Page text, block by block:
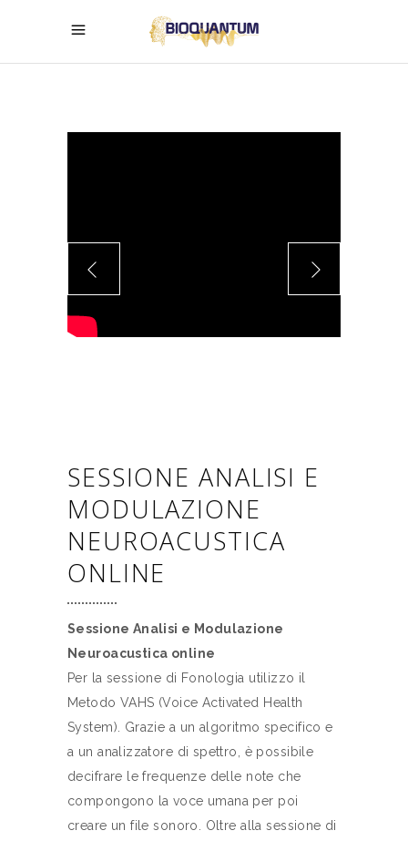
SESSIONE ANALISI E
MODULAZIONE
NEUROACUSTICA
ONLINE
Sessione Analisi e Modulazione
Neuroacustica online
Per la sessione di Fonologia utilizzo il
Metodo VAHS (Voice Activated Health
System). Grazie a un algoritmo specifico e
a un analizzatore di spettro, è possibile
decifrare le frequenze delle note che
compongono la voce umana per poi
creare un file sonoro. Oltre alla sessione di